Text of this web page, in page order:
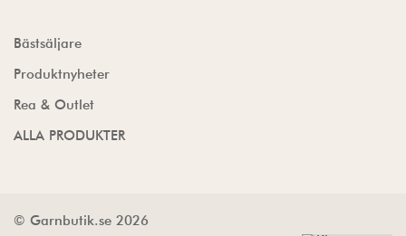
Bästsäljare
Produktnyheter
Rea & Outlet
ALLA PRODUKTER
© Garnbutik.se 2026